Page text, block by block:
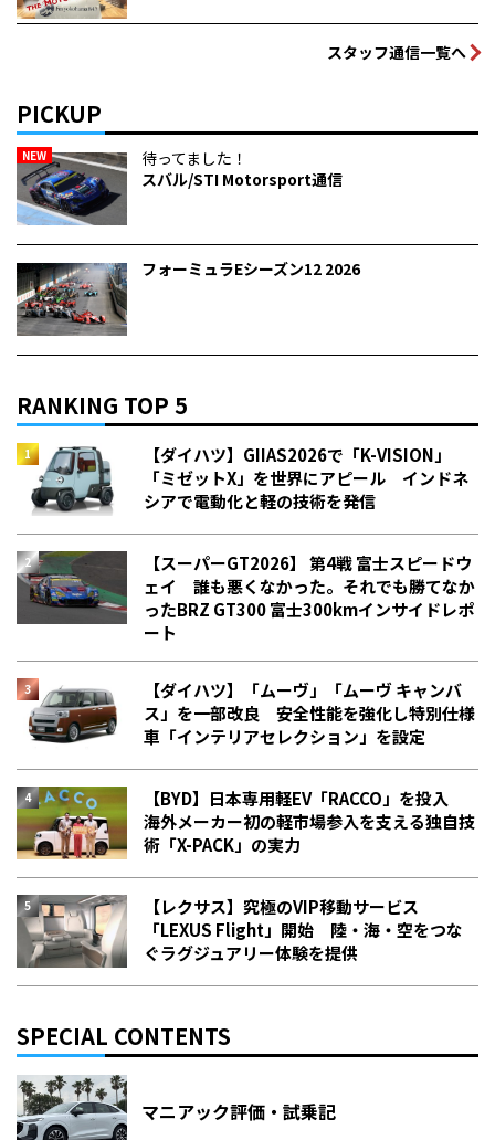
スタッフ通信一覧へ
PICKUP
NEW
待ってました！
スバル/STI Motorsport通信
フォーミュラEシーズン12 2026
RANKING TOP 5
【ダイハツ】GIIAS2026で「K-VISION」
「ミゼットX」を世界にアピール インドネ
シアで電動化と軽の技術を発信
【スーパーGT2026】 第4戦 富士スピードウ
ェイ 誰も悪くなかった。それでも勝てなか
った――BRZ GT300 富士300kmインサイドレポ
ート
【ダイハツ】「ムーヴ」「ムーヴ キャンバ
ス」を一部改良 安全性能を強化し特別仕様
車「インテリアセレクション」を設定
【BYD】日本専用軽EV「RACCO」を投入
海外メーカー初の軽市場参入を支える独自技
術「X-PACK」の実力
【レクサス】究極のVIP移動サービス
「LEXUS Flight」開始 陸・海・空をつな
ぐラグジュアリー体験を提供
SPECIAL CONTENTS
マニアック評価・試乗記